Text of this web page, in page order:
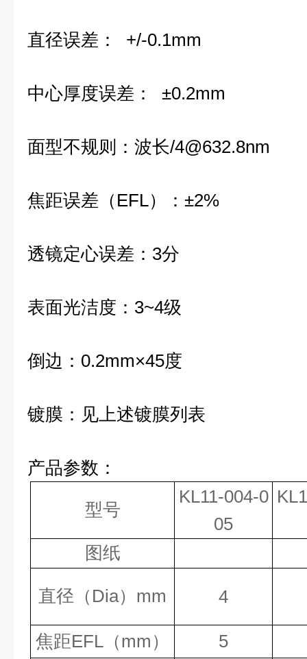
直径误差： +/-0.1mm
中心厚度误差： ±0.2mm
面型不规则：波长/4@632.8nm
焦距误差（EFL）：±2%
透镜定心误差：3分
表面光洁度：3~4级
倒边：0.2mm×45度
镀膜：见上述镀膜列表
产品参数：
型号
KL11-004-0
05
图纸
直径（ Dia） mm 4
焦距EFL （mm ） 5